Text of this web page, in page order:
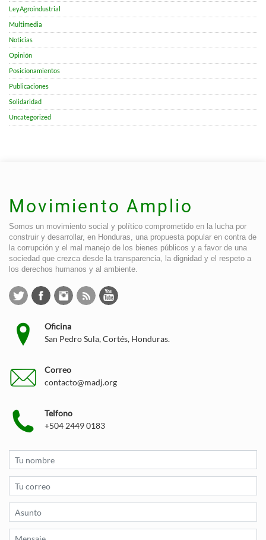
LeyAgroindustrial
Multimedia
Noticias
Opinión
Posicionamientos
Publicaciones
Solidaridad
Uncategorized
Movimiento Amplio
Somos un movimiento social y político comprometido en la lucha por
construir y desarrollar, en Honduras, una propuesta popular en contra de
la corrupción y el mal manejo de los bienes públicos y a favor de una
sociedad que crezca desde la transparencia, la dignidad y el respeto a
los derechos humanos y al ambiente.
Oficina
San Pedro Sula, Cortés, Honduras.
Correo
contacto@madj.org
Telfono
+504 2449 0183